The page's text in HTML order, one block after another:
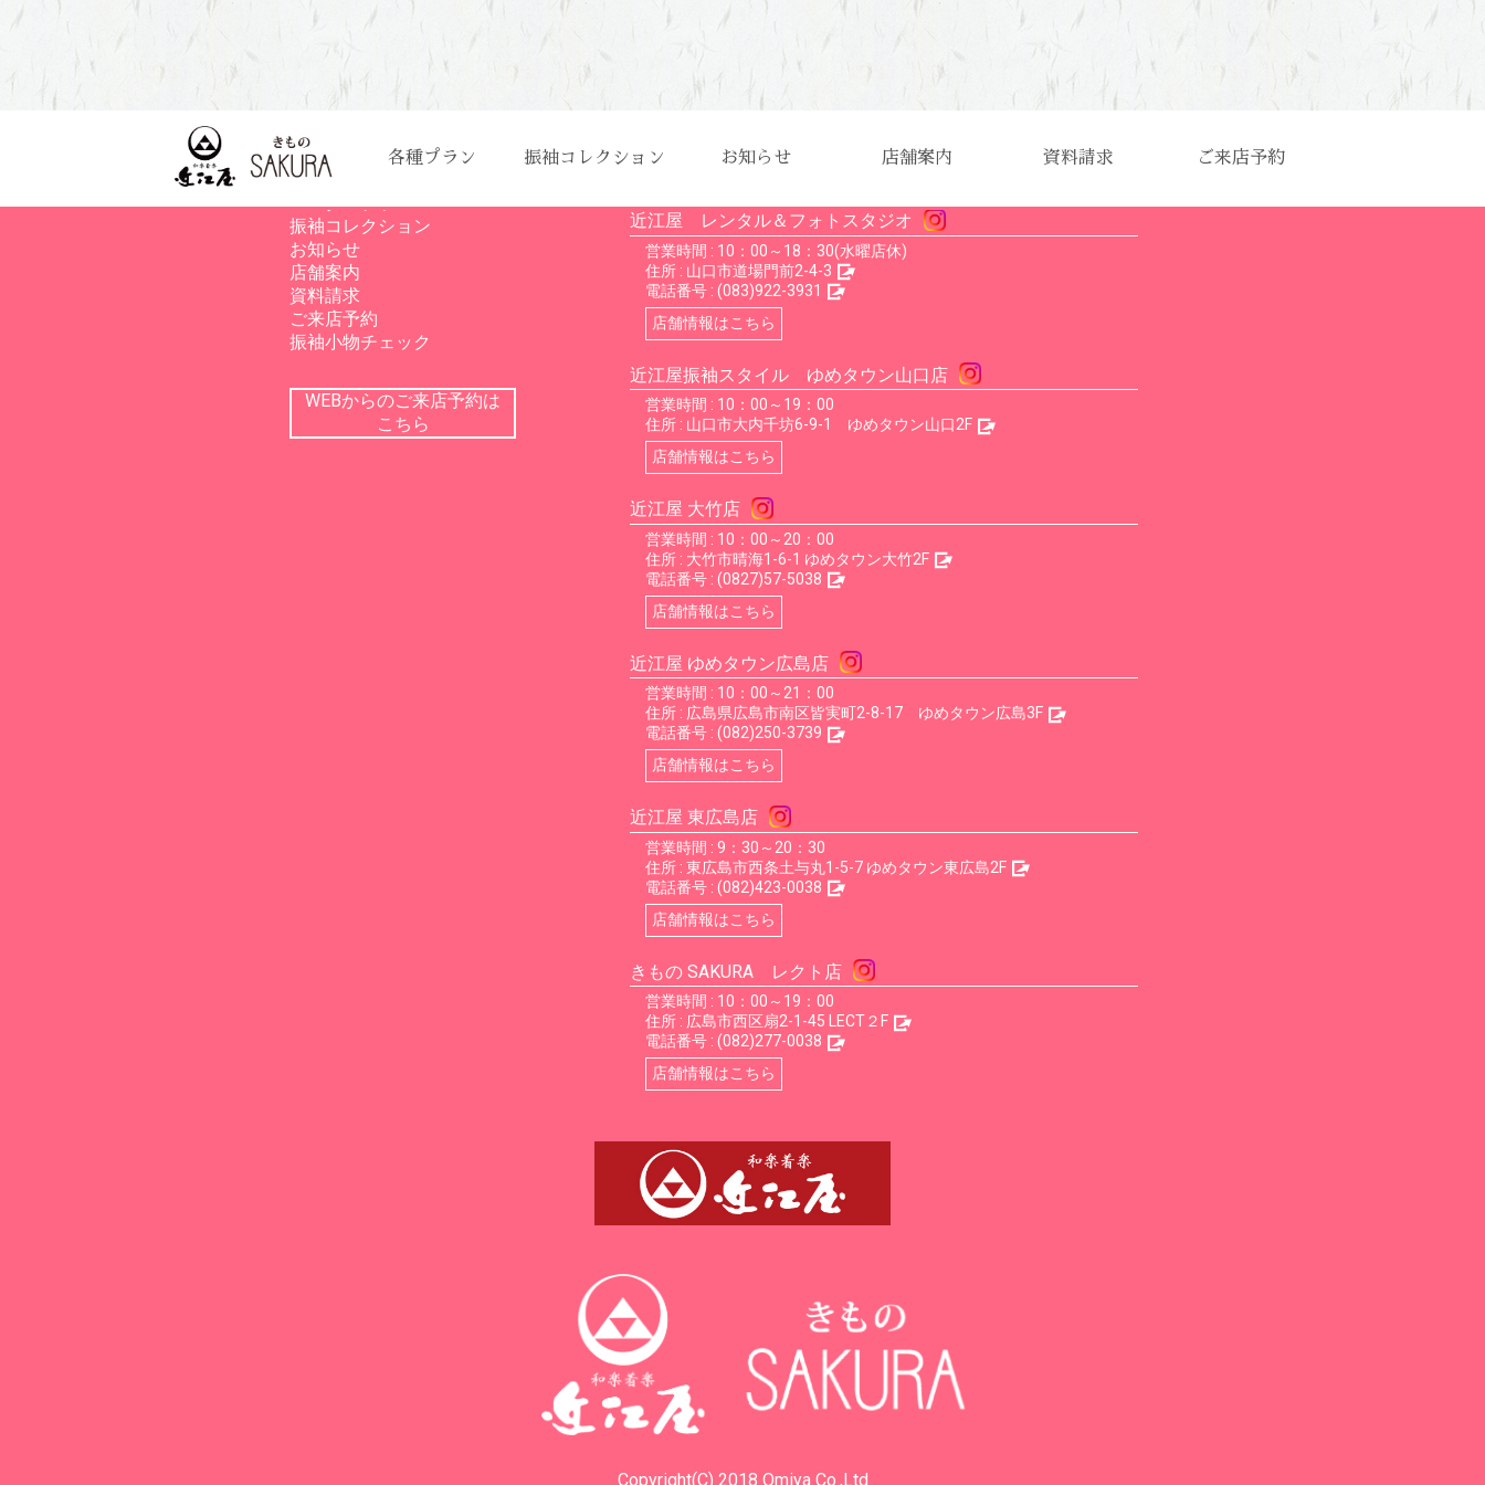
各種プラン 振袖コレクション お知らせ 店舗案内 資料請求 ご来店予約
サイトメニュー
レンタルプラン
振袖コレクション
お知らせ
店舗案内
資料請求
ご来店予約
振袖小物チェック
WEBからのご来店予約は
こちら
店舗一覧
近江屋 レンタル＆フォトスタジオ
営業時間 : 10：00～18：30(水曜店休)
住所 : 山口市道場門前2-4-3
電話番号 : (083)922-3931
店舗情報はこちら
近江屋振袖スタイル ゆめタウン山口店
営業時間 : 10：00～19：00
住所 : 山口市大内千坊6-9-1 ゆめタウン山口2F
店舗情報はこちら
近江屋 大竹店
営業時間 : 10：00～20：00
住所 : 大竹市晴海1-6-1 ゆめタウン大竹2F
電話番号 : (0827)57-5038
店舗情報はこちら
近江屋 ゆめタウン広島店
営業時間 : 10：00～21：00
住所 : 広島県広島市南区皆実町2-8-17 ゆめタウン広島3F
電話番号 : (082)250-3739
店舗情報はこちら
近江屋 東広島店
営業時間 : 9：30～20：30
住所 : 東広島市西条土与丸1-5-7 ゆめタウン東広島2F
電話番号 : (082)423-0038
店舗情報はこちら
きもの SAKURA レクト店
営業時間 : 10：00～19：00
住所 : 広島市西区扇2-1-45 LECT２F
電話番号 : (082)277-0038
店舗情報はこちら
Copyright(C) 2018 Omiya Co.,Ltd